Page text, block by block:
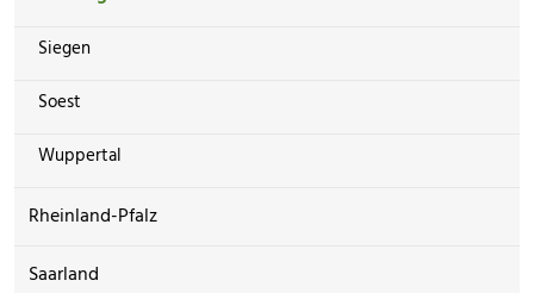
Siegen
Soest
Wuppertal
Rheinland-Pfalz
Saarland